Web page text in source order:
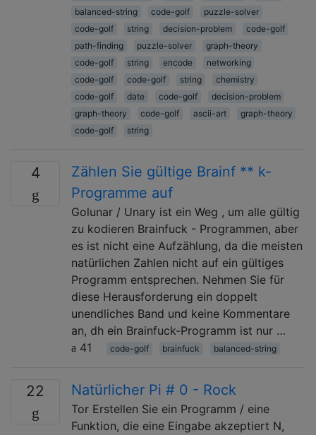
balanced-string code-golf
puzzle-solver
code-golf
string decision-problem
code-golf
path-finding
puzzle-solver
graph-theory
code-golf
string encode
networking
code-golf
code-golf string
chemistry
code-golf
date code-golf
decision-problem
graph-theory
code-golf ascii-art
graph-theory
code-golf
string
4
Zählen Sie gültige Brainf ** k-
Programme auf
Golunar / Unary ist ein Weg , um alle gültig
zu kodieren Brainfuck - Programmen, aber
es ist nicht eine Aufzählung, da die meisten
natürlichen Zahlen nicht auf ein gültiges
Programm entsprechen. Nehmen Sie für
diese Herausforderung ein doppelt
unendliches Band und keine Kommentare
an, dh ein Brainfuck-Programm ist nur …
41
code-golf brainfuck balanced-string
22 Natürlicher Pi # 0 - Rock
Tor Erstellen Sie ein Programm / eine
Funktion, die eine Eingabe akzeptiert N,